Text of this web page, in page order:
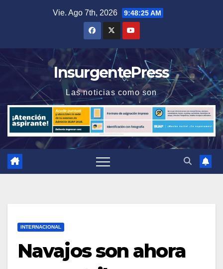
Vie. Ago 7th, 2026 9:48:26 AM
InsurgentePress
Las noticias como son
INTERNACIONAL
Navajos son ahora